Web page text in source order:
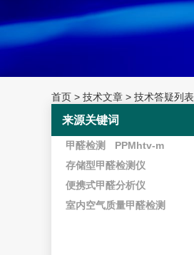
首页 > 技术文章 > 技术答疑列表
来源关键词
甲醛检测
PPMhtv-m
存储型甲醛检测仪
便携式甲醛分析仪
室内空气质量甲醛检测